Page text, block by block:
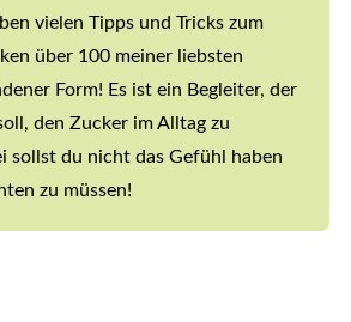
vielen Tipps und Tricks zum
über 100 meiner liebsten
Form! Es ist ein Begleiter, der
den Zucker im Alltag zu
sollst du nicht das Gefühl haben
zu müssen!